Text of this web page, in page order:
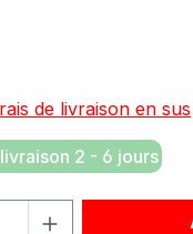
de livraison en sus
2 - 6 jours
: Entrez la